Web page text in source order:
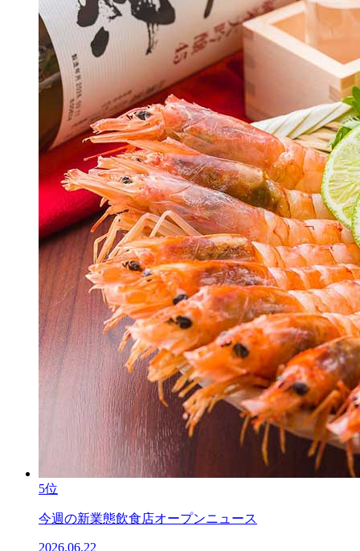
5位
今週の新業態飲食店オープンニュース
2026.06.22